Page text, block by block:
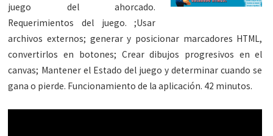
juego del ahorcado.
Requerimientos del juego. ;Usar
archivos externos; generar y posicionar marcadores HTML,
convertirlos en botones; Crear dibujos progresivos en el
canvas; Mantener el Estado del juego y determinar cuando se
gana o pierde. Funcionamiento de la aplicación. 42 minutos.